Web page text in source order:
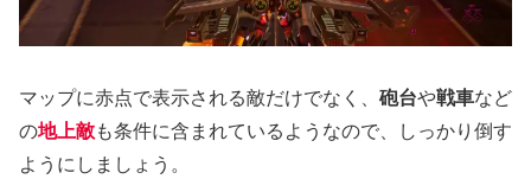
マップに赤点で表示される敵だけでなく、 砲台や戦車など
の地上敵も条件に含まれているようなので、しっかり倒す
ようにしましょう。